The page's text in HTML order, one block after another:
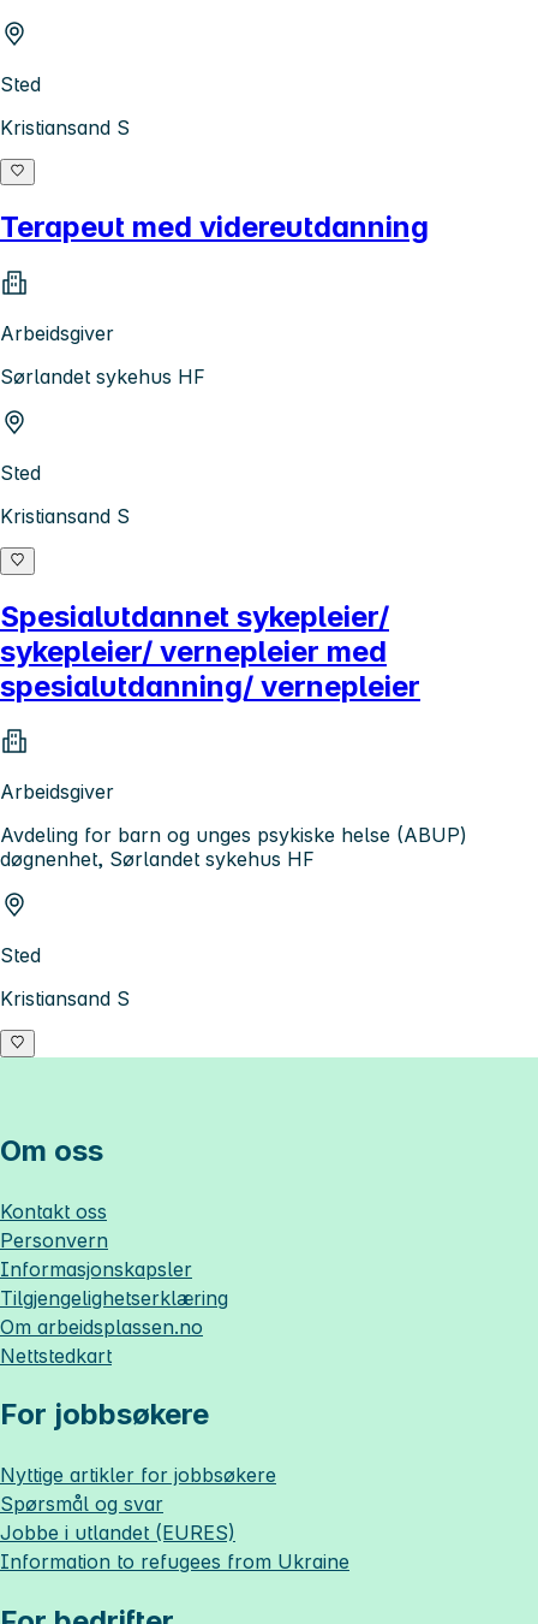
Sted
Kristiansand S
Terapeut med videreutdanning
Arbeidsgiver
Sørlandet sykehus HF
Sted
Kristiansand S
Spesialutdannet sykepleier/
sykepleier/ vernepleier med
spesialutdanning/ vernepleier
Arbeidsgiver
Avdeling for barn og unges psykiske helse (ABUP)
døgnenhet, Sørlandet sykehus HF
Sted
Kristiansand S
Om oss
Kontakt oss
Personvern
Informasjonskapsler
Tilgjengelighetserklæring
Om arbeidsplassen.no
Nettstedkart
For jobbsøkere
Nyttige artikler for jobbsøkere
Spørsmål og svar
Jobbe i utlandet (EURES)
Information to refugees from Ukraine